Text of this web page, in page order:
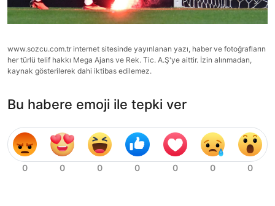
www.sozcu.com.tr internet sitesinde yayınlanan yazı, haber ve fotoğrafların
her türlü telif hakkı Mega Ajans ve Rek. Tic. A.Ş'ye aittir. İzin alınmadan,
kaynak gösterilerek dahi iktibas edilemez.
Bu habere emoji ile tepki ver